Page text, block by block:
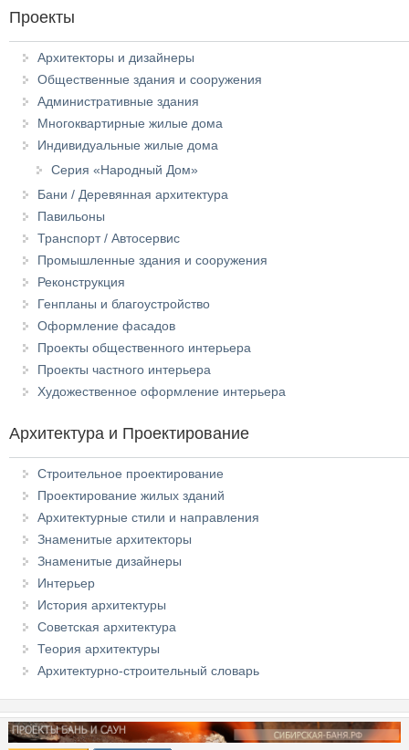
Проекты
Архитекторы и дизайнеры
Общественные здания и сооружения
Административные здания
Многоквартирные жилые дома
Индивидуальные жилые дома
Серия «Народный Дом»
Бани / Деревянная архитектура
Павильоны
Транспорт / Автосервис
Промышленные здания и сооружения
Реконструкция
Генпланы и благоустройство
Оформление фасадов
Проекты общественного интерьера
Проекты частного интерьера
Художественное оформление интерьера
Архитектура и Проектирование
Строительное проектирование
Проектирование жилых зданий
Архитектурные стили и направления
Знаменитые архитекторы
Знаменитые дизайнеры
Интерьер
История архитектуры
Советская архитектура
Теория архитектуры
Архитектурно-строительный словарь